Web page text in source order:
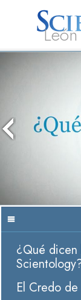
León
¿Qué dicen
El Credo